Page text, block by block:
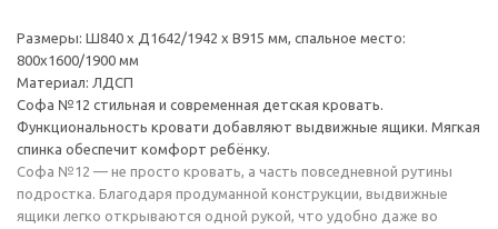
Размеры: Ш840 х Д1642/1942 х В915 мм, спальное место:
800х1600/1900 мм
Материал: ЛДСП
Софа №12 стильная и современная детская кровать.
Функциональность кровати добавляют выдвижные ящики. Мягкая
спинка обеспечит комфорт ребёнку.
Софа №12 — не просто кровать, а часть повседневной рутины
подростка. Благодаря продуманной конструкции, выдвижные
ящики легко открываются одной рукой, что удобно даже во